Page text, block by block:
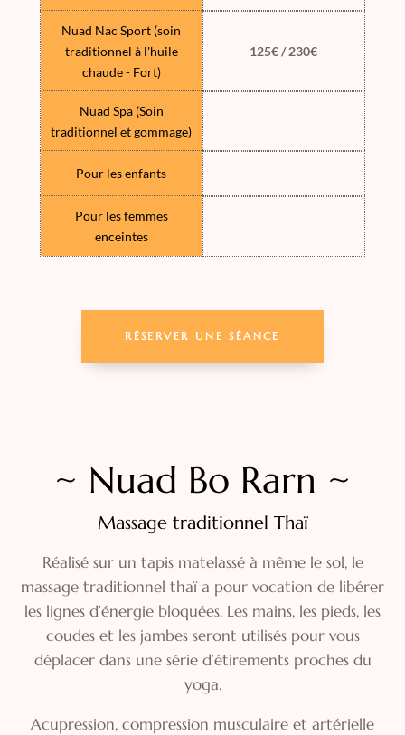
Nuad Nac Sport (soin
traditionnel à l'huile
chaude - Fort)
Nuad Spa (Soin
traditionnel et gommage)
Pour les enfants
Pour les femmes
enceintes
125€ / 230€
RÉSERVER UNE SÉANCE
~ Nuad Bo Rarn ~
Massage traditionnel Thaï
Réalisé sur un tapis matelassé à même le sol, le
massage traditionnel thaï a pour vocation de libérer
les lignes d’énergie bloquées. Les mains, les pieds, les
coudes et les jambes seront utilisés pour vous
déplacer dans une série d’étirements proches du
yoga.
Acupression, compression musculaire et artérielle